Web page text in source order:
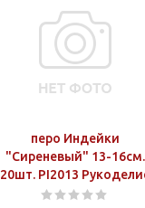
перо Индейки
"Сиреневый" 13-16см.
20шт. PI2013